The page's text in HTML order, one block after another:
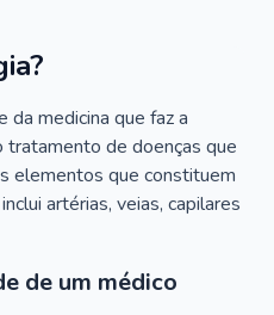
da medicina que faz a
tratamento de doenças que
elementos que constituem
artérias, veias, capilares
de um médico